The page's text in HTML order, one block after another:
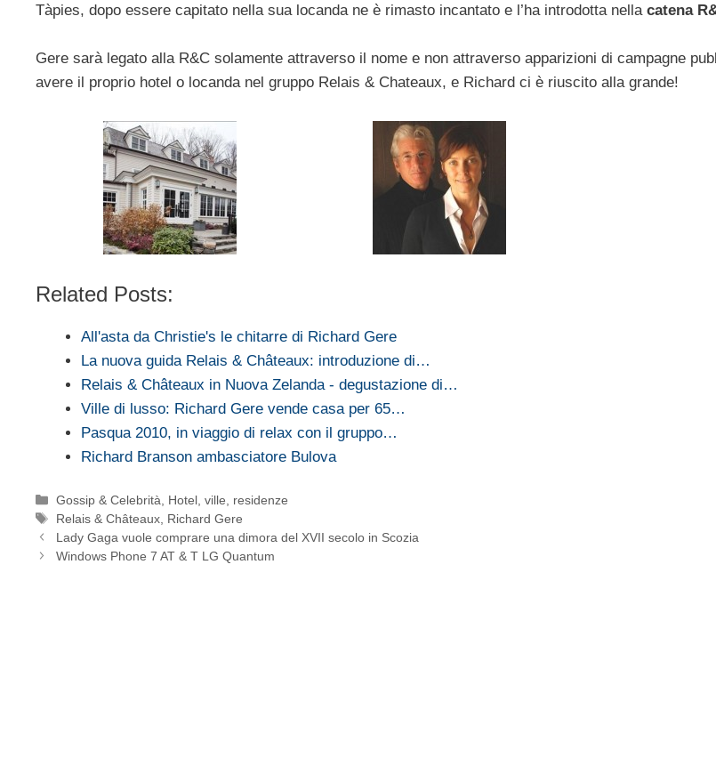
Tàpies, dopo essere capitato nella sua locanda ne è rimasto incantato e l’ha introdotta nella catena
Gere sarà legato alla R&C solamente attraverso il nome e non attraverso apparizioni di campagne
avere il proprio hotel o locanda nel gruppo Relais & Chateaux, e Richard ci è riuscito alla grande!
Related Posts:
All'asta da Christie's le chitarre di Richard Gere
La nuova guida Relais & Châteaux: introduzione di…
Relais & Châteaux in Nuova Zelanda - degustazione di…
Ville di lusso: Richard Gere vende casa per 65…
Pasqua 2010, in viaggio di relax con il gruppo…
Richard Branson ambasciatore Bulova
Categorie
Gossip & Celebrità
Hotel, ville, residenze
Tag
Relais & Châteaux Richard Gere
Lady Gaga vuole comprare una dimora del XVII secolo in Scozia
Windows Phone 7 AT & T LG Quantum